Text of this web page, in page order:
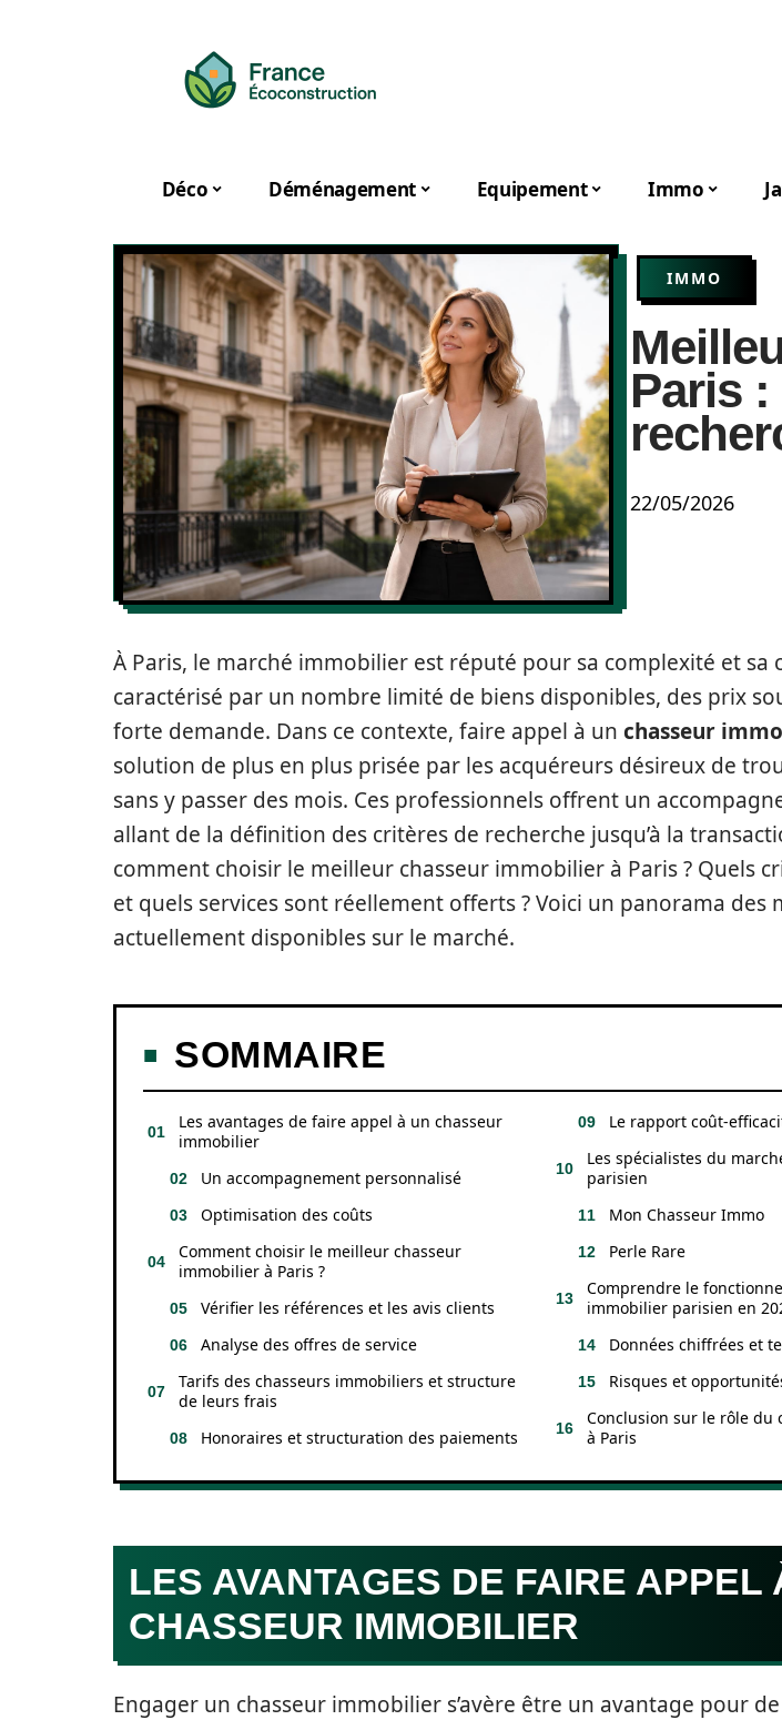
Déco Déménagement Equipement Immo
IMMO
Paris
22/05/2026
À Paris, le marché immobilier est réputé pour sa complexité et sa
caractérisé par un nombre limité de biens disponibles, des prix
forte demande. Dans ce contexte, faire appel à un chasseur
solution de plus en plus prisée par les acquéreurs désireux de
sans y passer des mois. Ces professionnels offrent un
allant de la définition des critères de recherche jusqu’à la
comment choisir le meilleur chasseur immobilier à Paris ? Quels
et quels services sont réellement offerts ? Voici un panorama des
actuellement disponibles sur le marché.
SOMMAIRE
Les avantages de faire appel à un chasseur
immobilier
Un accompagnement personnalisé
Optimisation des coûts
Comment choisir le meilleur chasseur
immobilier à Paris ?
Vérifier les références et les avis clients
Analyse des offres de service
Tarifs des chasseurs immobiliers et structure
de leurs frais
Honoraires et structuration des paiements
Le rapport coût-
Les spécialistes du
parisien
Mon Chasseur Immo
Perle Rare
Comprendre le
immobilier parisien en
Données chiffrées et
Risques et
Conclusion sur le rôle du
à Paris
LES AVANTAGES DE FAIRE APPEL
CHASSEUR IMMOBILIER
Engager un chasseur immobilier s’avère être un avantage pour